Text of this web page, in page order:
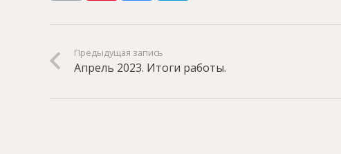
Предыдущая запись
Апрель 2023. Итоги работы.